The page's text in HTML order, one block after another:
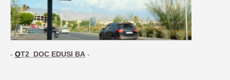
- OT2 DOC EDUSI BA -